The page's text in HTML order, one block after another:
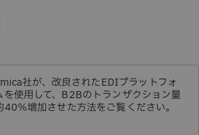
社が、改良されたEDIプラットフォ
を使用して、B2Bのトランザクション量
40％増加させた方法をご覧ください。